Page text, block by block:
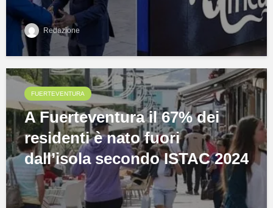
Redazione
FUERTEVENTURA
A Fuerteventura il 67% dei
residenti è nato fuori
dall’isola secondo ISTAC 2024